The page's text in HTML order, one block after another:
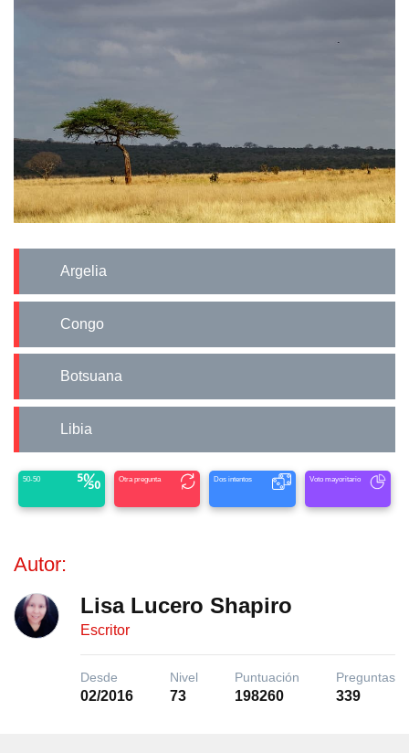
Argelia
Congo
Botsuana
Libia
50-50 Otra pregunta Dos intentos Voto mayoritario
Autor:
Lisa Lucero Shapiro
Escritor
Desde
02/2016
Nivel
73
Puntuación
198260
Preguntas
339